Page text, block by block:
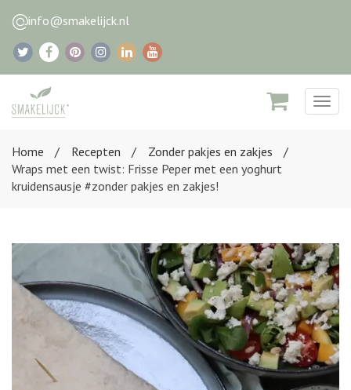
info@smakelijck.nl
Home
Recepten
Zonder pakjes en zakjes
Wraps met een twist: Frisse Peper met een yoghurt
kruidensausje #zonder pakjes en zakjes!